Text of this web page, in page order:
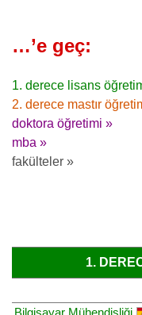
…’e geç:
1. derece lisans
2. derece mastır
doktora öğretimi »
mba »
fakülteler »
1.
Bilgisayar Mühendisliği